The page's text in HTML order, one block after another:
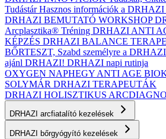
TudástárHasznos információk a DRHAZI
DRHAZI BEMUTATÓ WORKSHOP
Arcplasztika® Tréning DRHAZI ANTI
KÉPZÉS DRHAZI BALANCE
BŐRTESZT, Szabd személyre a
ajánl DRHAZI! DRHAZI napi rutinja
OXYGEN NAPHEGY ANTI AGE
SOLYMÁR DRHAZI TERAPEUTÁK
DRHAZI HOLISZTIKUS
DRHAZI arcfiatalító kezelések
DRHAZI bőrgyógyító kezelések